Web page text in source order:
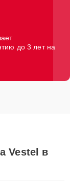
до 3 лет на
Vestel в